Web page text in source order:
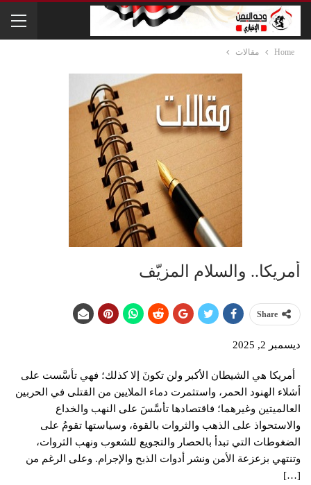
Home مقالات
أمريكا.. والسلام المزيّف
Share
ديسمبر 2, 2025
أمريكا هي الشيطان الأكبر ولن تكونَ إلا كذلك؛ فهي تأسَّست على
أشلاء الهنود الحمر، واستثمرت دماء الملايين من القتلى في الحربين
العالميتين وغيرهما؛ فاقتصادها تأسَّسَ على النهب والخداع
والاستحواذ على الذهب والثروات بالقوة، وسياستها تقومُ على
الضغوطات التي تبدأ بالحصار والتجويع للشعوب ونهب الثروات،
وتنتهي بزعزعة الأمن ونشر أدوات الذبح والإجرام. وعلى الرغم من
[…]